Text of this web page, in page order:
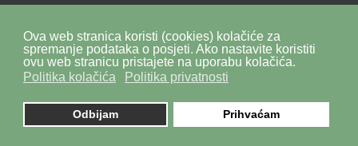
Ova web stranica koristi (cookies) kolačiće za
spremanje podataka o posjeti. Ako nastavite koristiti
ovu web stranicu pristajete na uporabu kolačića.
Politika kolačića
Politika privatnosti
Odbijam Prihvaćam
Politika privatnosti Politika kolačića SiteMap
Impressum Kontakt DPZ Consulting
© 2026. byznaor.com